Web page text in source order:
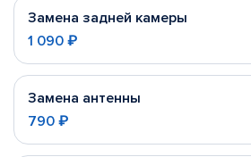
Замена задней камеры
1 090 ₽
Замена антенны
790 ₽